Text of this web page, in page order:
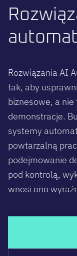
Rozwiąz
automat
Rozwiązania AI
tak, aby
biznesowe, a
demonstracje.
systemy
powtarzalną
podejmowanie
pod kontrolą,
wnosi ono